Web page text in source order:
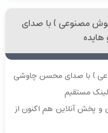
مصنوعی ) با صدای
) با صدای محسن چاوشی
مستقیم
و پخش آنلاین هم اکنون از